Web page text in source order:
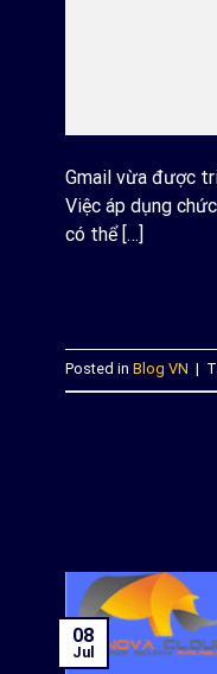
Gmail vừa được
Việc áp dụng
có thể […]
Posted in Blog VN |
08
Jul